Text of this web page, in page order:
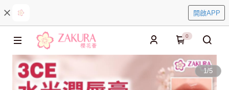
開啟APP
0
1/5